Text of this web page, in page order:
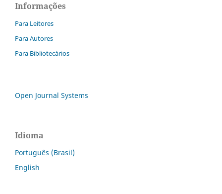
Informações
Para Leitores
Para Autores
Para Bibliotecários
Open Journal Systems
Idioma
Português (Brasil)
English